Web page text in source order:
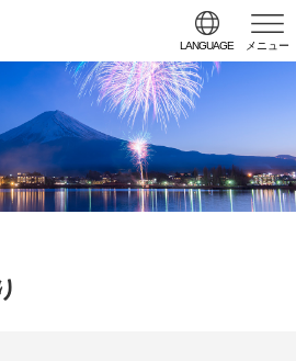
LANGUAGE メニュー